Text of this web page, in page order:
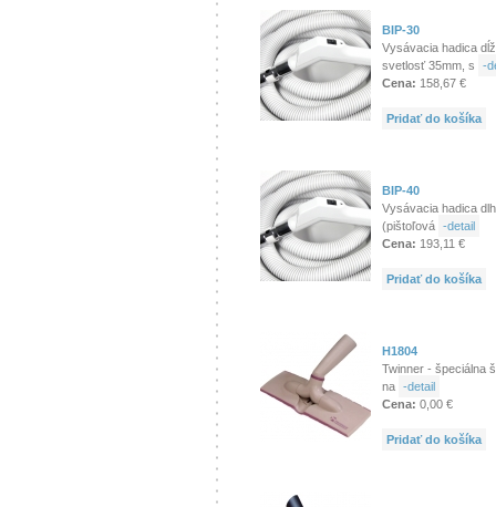
BIP-30
Vysávacia hadica
svetlosť 35mm, s
-
Cena: 158,67 €
Pridať do košíka
BIP-40
Vysávacia hadica
(pištoľová -detail
Cena: 193,11 €
Pridať do košíka
H1804
Twinner - špeciálna
na -detail
Cena: 0,00 €
Pridať do košíka